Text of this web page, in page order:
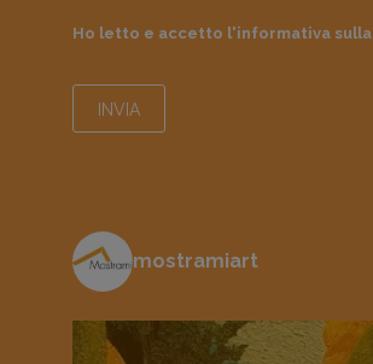
Ho letto e accetto l'informativa sulla
mostramiart